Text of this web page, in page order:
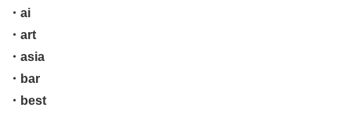
・ai
・art
・asia
・bar
・best